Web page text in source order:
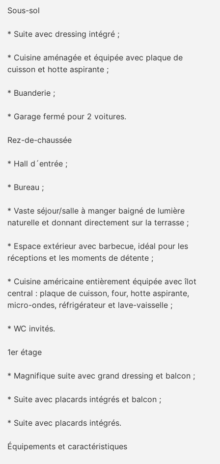
Sous-sol
* Suite avec dressing intégré ;
* Cuisine aménagée et équipée avec plaque de
cuisson et hotte aspirante ;
* Buanderie ;
* Garage fermé pour 2 voitures.
Rez-de-chaussée
* Hall d´entrée ;
* Bureau ;
* Vaste séjour/salle à manger baigné de lumière
naturelle et donnant directement sur la terrasse ;
* Espace extérieur avec barbecue, idéal pour les
réceptions et les moments de détente ;
* Cuisine américaine entièrement équipée avec îlot
central : plaque de cuisson, four, hotte aspirante,
micro-ondes, réfrigérateur et lave-vaisselle ;
* WC invités.
1er étage
* Magnifique suite avec grand dressing et balcon ;
* Suite avec placards intégrés et balcon ;
* Suite avec placards intégrés.
Équipements et caractéristiques